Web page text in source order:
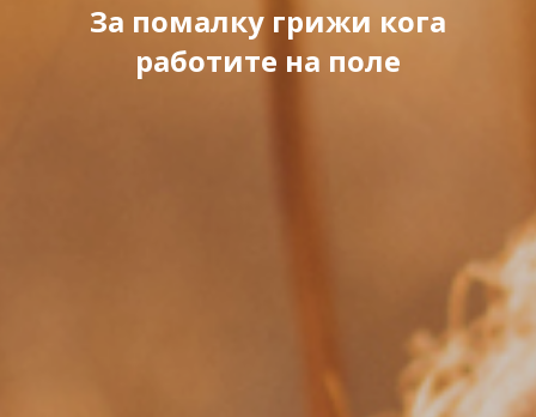
За помалку грижи кога
работите на поле